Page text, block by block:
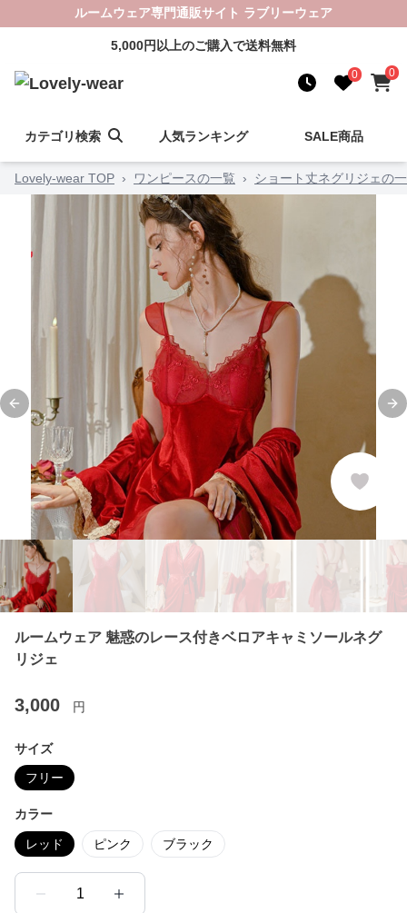
ルームウェア専門通販サイト ラブリーウェア
5,000円以上のご購入で送料無料
0 0
カテゴリ検索 人気ランキング SALE商品
Lovely-wear TOP › ワンピースの一覧 › ショート丈ネグリジェの
Previous slide
ルームウェア 魅惑のレース付きベロアキャミソールネグ
リジェ
3,000 円
サイズ
フリー
カラー
レッド ピンク ブラック
1